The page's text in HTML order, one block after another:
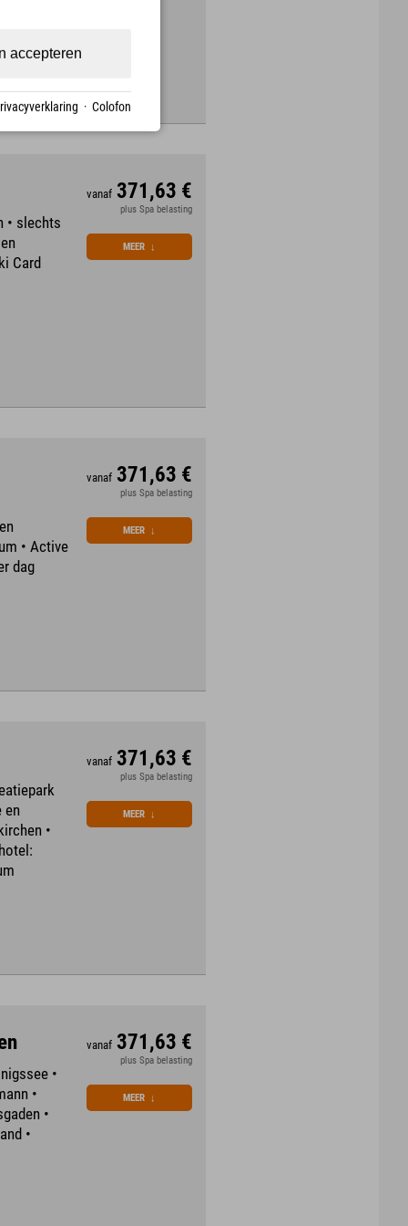
• slechts
Card
vanaf 371,63 €
plus Spa belasting
MEER ↓
• Active
dag
vanaf 371,63 €
plus Spa belasting
MEER ↓
en
•
vanaf 371,63 €
plus Spa belasting
MEER ↓
•
•
•
•
vanaf 371,63 €
plus Spa belasting
MEER ↓
accepteren
· Colofon